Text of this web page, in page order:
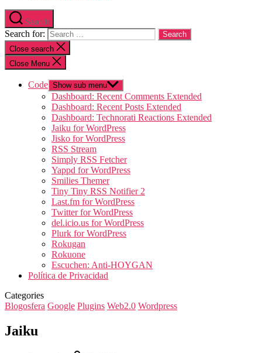
Search
Search for:
Close search
Close Menu
Code Show sub menu
Dashboard: Recent Comments Extended
Dashboard: Recent Posts Extended
Dashboard: Technorati Reactions Extended
Jaiku for WordPress
Jisko for WordPress
RSS Stream
Simply RSS Fetcher
Yappd for WordPress
Smilies Themer
Tiny Tiny RSS Notifier 2
Last.fm for WordPress
Twitter for WordPress
del.icio.us for WordPress
Plurk for WordPress
Rokugan
Rokuone
Escuchen: Anti-HOYGAN
Política de Privacidad
Categories
Blogosfera Google Plugins Web2.0 Wordpress
Jaiku